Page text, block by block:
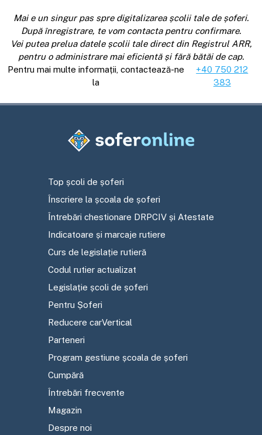
Mai e un singur pas spre digitalizarea școlii tale de șoferi.
După înregistrare, te vom contacta pentru confirmare.
Vei putea prelua datele școlii tale direct din Registrul ARR,
pentru o administrare mai eficientă și fără bătăi de cap.
Pentru mai multe informații, contactează-ne
la
+40 750 212
383
Top școli de șoferi
Înscriere la școala de șoferi
Întrebări chestionare DRPCIV și Atestate
Indicatoare și marcaje rutiere
Curs de legislație rutieră
Codul rutier actualizat
Legislație școli de șoferi
Pentru Șoferi
Reducere carVertical
Parteneri
Program gestiune școala de șoferi
Cumpără
Întrebări frecvente
Magazin
Despre noi